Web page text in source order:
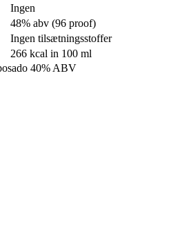
Ingen
48% abv (96 proof)
Ingen tilsætningsstoffer
266 kcal in 100 ml
40% ABV